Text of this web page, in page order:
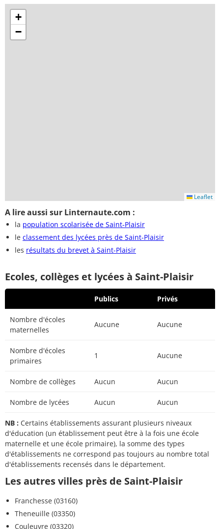
+
−
Leaflet
A lire aussi sur Linternaute.com :
la population scolarisée de Saint-Plaisir
le classement des lycées près de Saint-Plaisir
les résultats du brevet à Saint-Plaisir
Ecoles, collèges et lycées à Saint-Plaisir
Publics Privés
Nombre d'écoles
maternelles
Aucune Aucune
Nombre d'écoles
primaires
1 Aucune
Nombre de collèges Aucun Aucun
Nombre de lycées Aucun Aucun
NB : Certains établissements assurant plusieurs niveaux
d'éducation (un établissement peut être à la fois une école
maternelle et une école primaire), la somme des types
d'établissements ne correspond pas toujours au nombre total
d'établissements recensés dans le département.
Les autres villes près de Saint-Plaisir
Franchesse (03160)
Theneuille (03350)
Couleuvre (03320)